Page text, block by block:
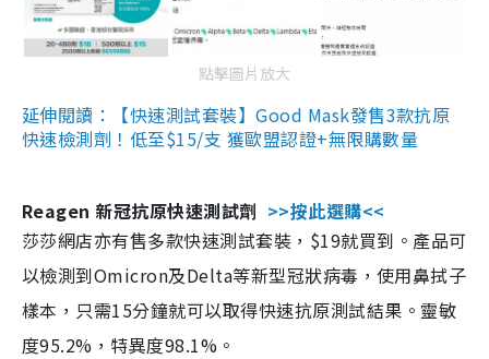
點擊圖片放大
延伸閱讀：【快速測試套裝】Good Mask發售3款抗原
快速檢測劑！低至$15/支 獲歐盟認證+無限購數量
Reagen 新冠抗原快速測試劑 >>按此選購<<
莎莎網店亦有售多款快速測試套裝，$19就買到。產品可
以檢測到Omicron及Delta等新型冠狀病毒，使用鼻拭子
樣本，只需15分鐘就可以取得快速抗原測試結果。靈敏
度95.2%，特異度98.1%。